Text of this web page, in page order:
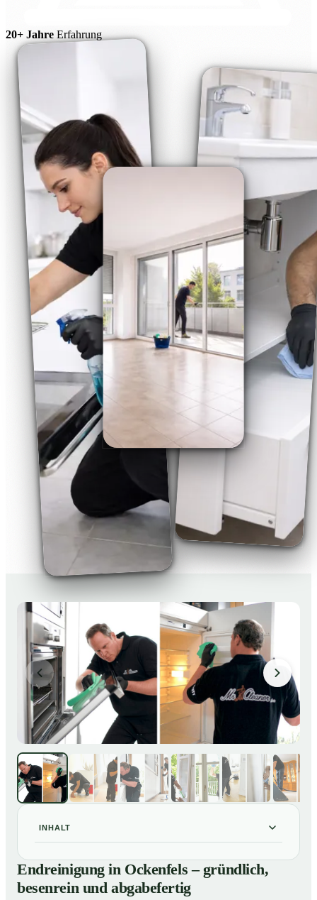
20+ Jahre Erfahrung
INHALT
01 Endreinigung in Ockenfels – gründlich, besenrein und
abgabefertig
Endreinigung in Ockenfels – gründlich,
besenrein und abgabefertig